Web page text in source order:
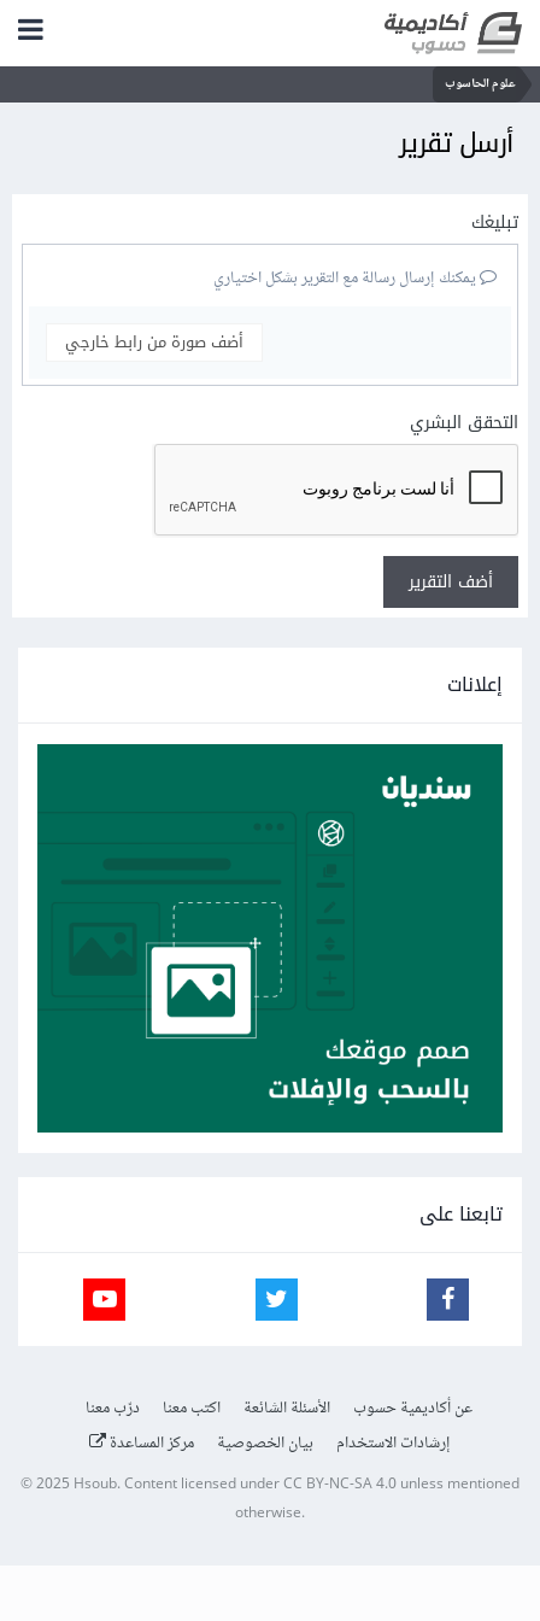
علوم الحاسوب
أرسل تقرير
تبليغك
يمكنك إرسال رسالة مع التقرير بشكل اختياري
أضف صورة من رابط خارجي
التحقق البشري
أضف التقرير
إعلانات
تابعنا على
عن أكاديمية حسوب الأسئلة الشائعة اكتب معنا
درّب معنا
إرشادات الاستخدام
بيان الخصوصية مركز المساعدة
© 2025 Hsoub.Content licensed underCC BY-NC-SA 4.0unless mentioned
otherwise.